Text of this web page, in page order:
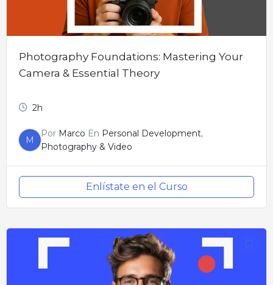
Photography Foundations: Mastering Your
Camera & Essential Theory
2h
M
Por Marco En Personal Development,
Photography & Video
Enlístate en el Curso